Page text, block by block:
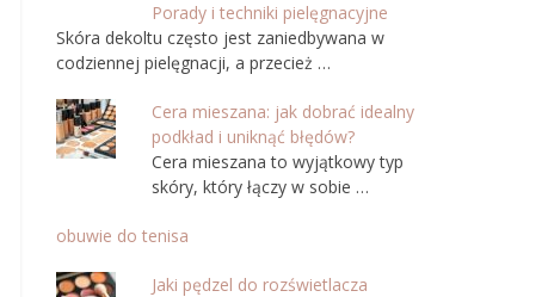
Porady i techniki pielęgnacyjne
Skóra dekoltu często jest zaniedbywana w
codziennej pielęgnacji, a przecież …
Cera mieszana: jak dobrać idealny
podkład i uniknąć błędów?
Cera mieszana to wyjątkowy typ
skóry, który łączy w sobie …
obuwie do tenisa
Jaki pędzel do rozświetlacza